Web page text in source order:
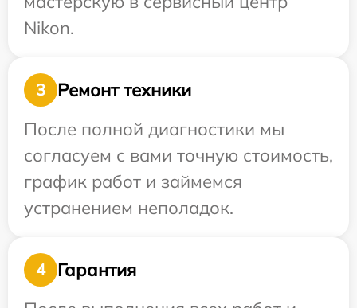
Nikon.
3
Ремонт техники
После полной диагностики мы
согласуем с вами точную стоимость,
график работ и займемся
устранением неполадок.
4
Гарантия